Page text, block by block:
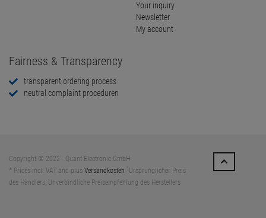
Your inquiry
Newsletter
My account
Fairness & Transparency
transparent ordering process
neutral complaint proceduren
Copyright © 2022 - Quant Electronic GmbH
* Prices incl. VAT and plus Versandkosten
Ursprünglicher Preis
des Händlers, Unverbindliche Preisempfehlung des Herstellers